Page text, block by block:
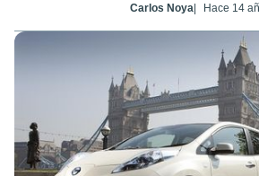
Carlos Noya Hace 14